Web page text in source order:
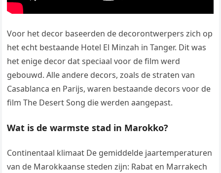
Voor het decor baseerden de decorontwerpers zich op
het echt bestaande Hotel El Minzah in Tanger. Dit was
het enige decor dat speciaal voor de film werd
gebouwd. Alle andere decors, zoals de straten van
Casablanca en Parijs, waren bestaande decors voor de
film The Desert Song die werden aangepast.
Wat is de warmste stad in Marokko?
Continentaal klimaat De gemiddelde jaartemperaturen
van de Marokkaanse steden zijn: Rabat en Marrakech